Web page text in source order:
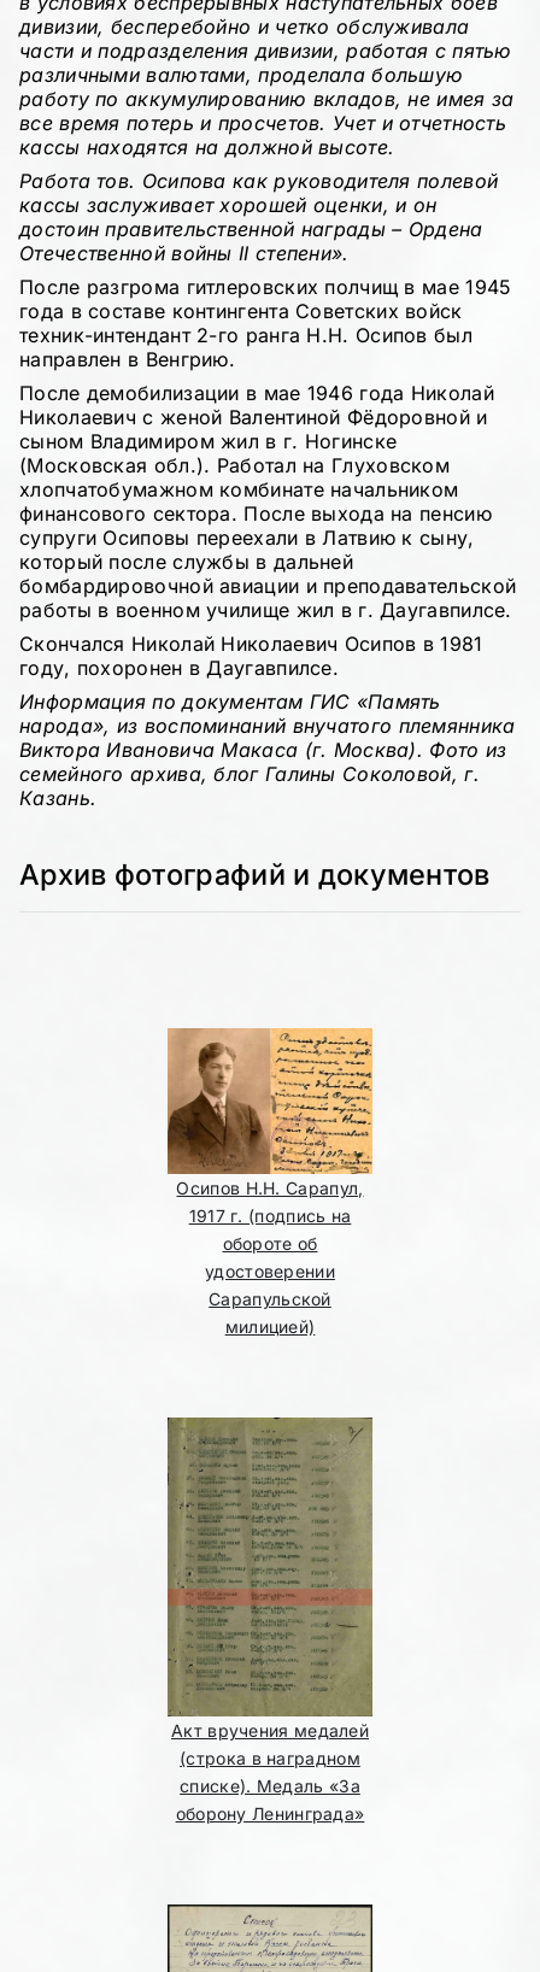
дивизии, бесперебойно и четко обслуживала
части и подразделения дивизии, работая с пятью
различными валютами, проделала большую
работу по аккумулированию вкладов, не имея за
все время потерь и просчетов. Учет и отчетность
кассы находятся на должной высоте.
Работа тов. Осипова как руководителя полевой
кассы заслуживает хорошей оценки, и он
достоин правительственной награды – Ордена
Отечественной войны II степени».
После разгрома гитлеровских полчищ в мае 1945
года в составе контингента Советских войск
техник-интендант 2-го ранга Н.Н. Осипов был
направлен в Венгрию.
После демобилизации в мае 1946 года Николай
Николаевич с женой Валентиной Фёдоровной и
сыном Владимиром жил в г. Ногинске
(Московская обл.). Работал на Глуховском
хлопчатобумажном комбинате начальником
финансового сектора. После выхода на пенсию
супруги Осиповы переехали в Латвию к сыну,
который после службы в дальней
бомбардировочной авиации и преподавательской
работы в военном училище жил в г. Даугавпилсе.
Скончался Николай Николаевич Осипов в 1981
году, похоронен в Даугавпилсе.
Информация по документам ГИС «Память
народа», из воспоминаний внучатого племянника
Виктора Ивановича Макаса (г. Москва). Фото из
семейного архива, блог Галины Соколовой, г.
Казань.
Архив фотографий и документов
Осипов Н.Н. Сарапул,
1917 г. (подпись на
обороте об
удостоверении
Сарапульской
милицией)
Акт вручения медалей
(строка в наградном
списке). Медаль «За
оборону Ленинграда»